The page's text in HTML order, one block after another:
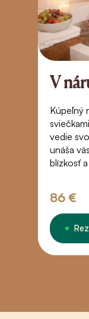
V
Kúpeľný
vedie
unáša
blízkosť
86 €